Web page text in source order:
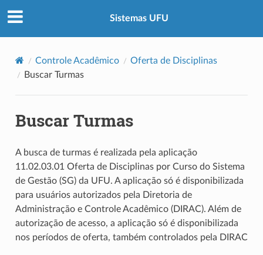
Sistemas UFU
Controle Acadêmico
Oferta de Disciplinas
Buscar Turmas
Buscar Turmas
A busca de turmas é realizada pela aplicação
11.02.03.01 Oferta de Disciplinas por Curso do Sistema
de Gestão (SG) da UFU. A aplicação só é disponibilizada
para usuários autorizados pela Diretoria de
Administração e Controle Acadêmico (DIRAC). Além de
autorização de acesso, a aplicação só é disponibilizada
nos períodos de oferta, também controlados pela DIRAC